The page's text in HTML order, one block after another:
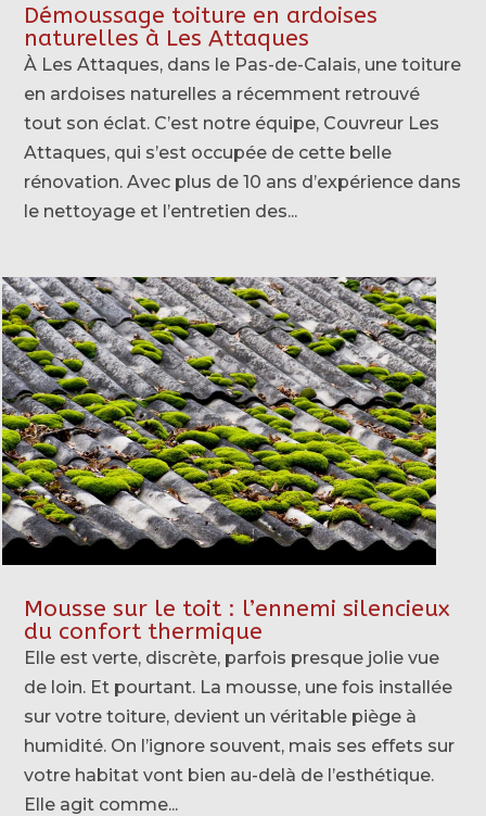
Démoussage toiture en ardoises
naturelles à Les Attaques
À Les Attaques, dans le Pas-de-Calais, une toiture
en ardoises naturelles a récemment retrouvé
tout son éclat. C’est notre équipe, Couvreur Les
Attaques, qui s’est occupée de cette belle
rénovation. Avec plus de 10 ans d’expérience dans
le nettoyage et l’entretien des...
Mousse sur le toit : l’ennemi silencieux
du confort thermique
Elle est verte, discrète, parfois presque jolie vue
de loin. Et pourtant. La mousse, une fois installée
sur votre toiture, devient un véritable piège à
humidité. On l’ignore souvent, mais ses effets sur
votre habitat vont bien au-delà de l’esthétique.
Elle agit comme...